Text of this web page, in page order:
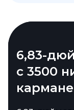
8500
6,83-
с 3500
кармане
50 МП с
50-
Синий
глубина
Корпус в